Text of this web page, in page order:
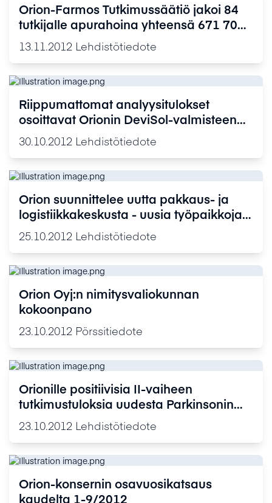
Orion-Farmos Tutkimussäätiö jakoi 84
tutkijalle apurahoina yhteensä 671 700
euroa vuodelle 2013
13.11.2012 Lehdistötiedote
Riippumattomat analyysitulokset
osoittavat Orionin DeviSol-valmisteen
vaatimusten mukaiseksi
30.10.2012 Lehdistötiedote
Orion suunnittelee uutta pakkaus- ja
logistiikkakeskusta - uusia työpaikkoja
Saloon
25.10.2012 Lehdistötiedote
Orion Oyj:n nimitysvaliokunnan
kokoonpano
23.10.2012 Pörssitiedote
Orionille positiivisia II-vaiheen
tutkimustuloksia uudesta Parkinsonin
taudin hoitoon suunnatusta levodopa-
tuotteesta
23.10.2012 Lehdistötiedote
Orion-konsernin osavuosikatsaus
kaudelta 1-9/2012